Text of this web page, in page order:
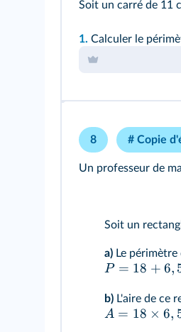
Soit un carré de 11
1. Calculer le
8 # Copie
Un professeur de
Soit un
a) Le
P = 18 + 6,
b) L'aire de ce
A = 18 × 6,